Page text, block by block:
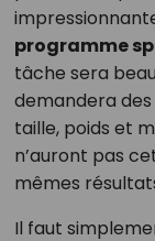
programme
tâche sera
demandera des
taille, poids et
n’auront pas
mêmes
Il faut